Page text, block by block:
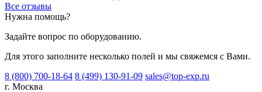
Все отзывы
Нужна помощь?
Задайте вопрос по оборудованию.
Для этого заполните несколько полей и мы свяжемся с Вами.
8 (800) 700-18-64 8 (499) 130-91-09 sales@top-exp.ru
г. Москва